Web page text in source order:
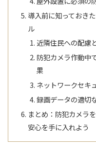
導入前に知っておき
ル
近隣住民への配慮
防犯カメラ作動中
果
ネットワークセキ
録画データの適切
まとめ：防犯カメラ
安心を手に入れよう